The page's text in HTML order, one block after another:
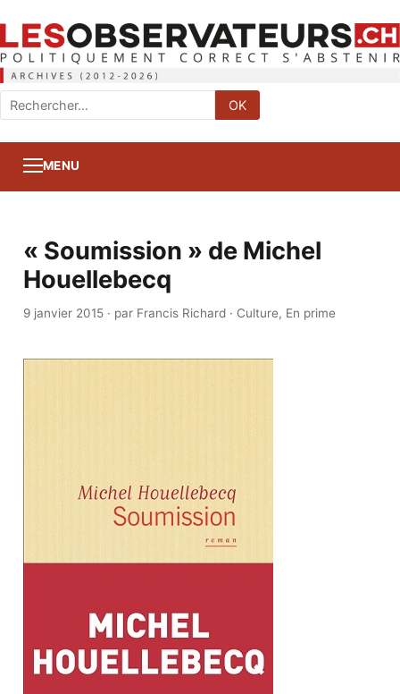
Rechercher
:
OK
MENU
« Soumission » de Michel
Houellebecq
9 janvier 2015· par Francis Richard· Culture, En prime